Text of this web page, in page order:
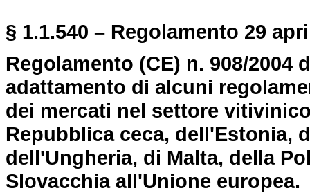
§ 1.1.540 – Regolamento 29
Regolamento (CE) n. 908/2004
adattamento di alcuni
dei mercati nel settore
Repubblica ceca, dell'Estonia,
dell'Ungheria, di Malta, della
Slovacchia all'Unione europea.